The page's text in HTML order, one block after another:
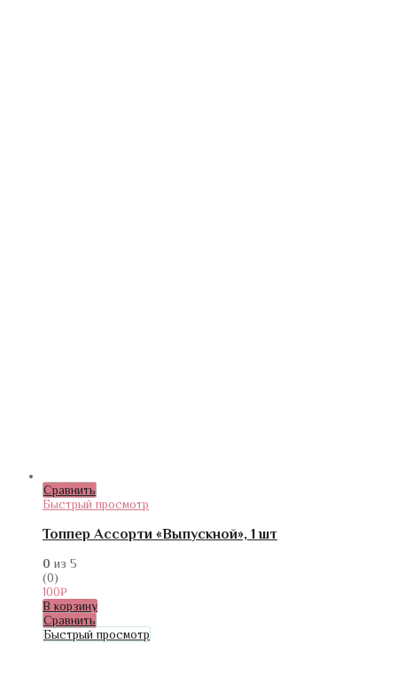
Сравнить
Быстрый просмотр
Топпер Ассорти «Выпускной», 1 шт
0 из 5
(0)
100₽
В корзину
Сравнить
Быстрый просмотр